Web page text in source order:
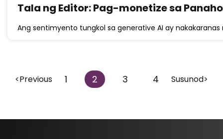
Tala ng Editor: Pag-monetize sa
Ang sentimyento tungkol sa generative AI ay
<Previous 1 2 3 4 Susunod>